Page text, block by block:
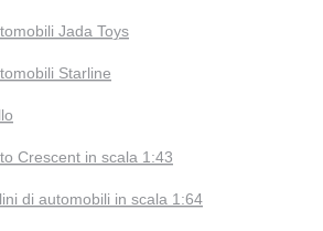
Jada Toys
Starline
Crescent in scala 1:43
di automobili in scala 1:64